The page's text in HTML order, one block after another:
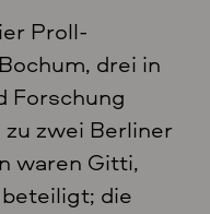
Proll-
drei in
Forschung
zwei Berliner
waren Gitti,
beteiligt; die